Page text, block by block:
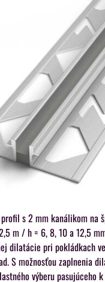
s 2 mm kanálikom na
m / h = 6, 8, 10 a 12,5
dilatácie pri pokládkach
S možnosťou zaplnenia
výberu pasujúceho